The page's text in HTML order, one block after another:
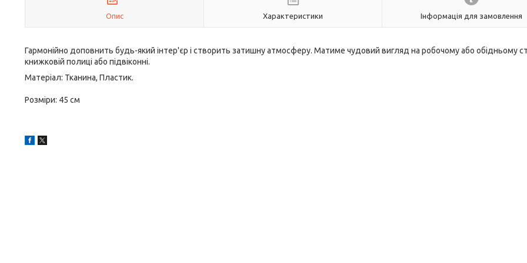
Опис Характеристики Інформація для замовлення
Гармонійно доповнить будь-який інтер'єр і створить затишну атмосферу. Матиме чудовий вигляд на робочому або обідньому
книжковій полиці або підвіконні.
Матеріал: Тканина, Пластик.
Розміри: 45 см